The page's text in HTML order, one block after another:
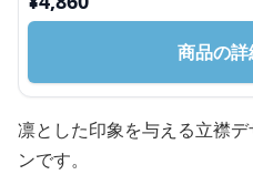
商品の
凛とした印象を与える立襟
ンです。